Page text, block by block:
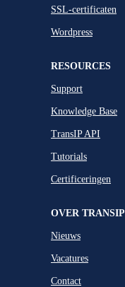
SSL-certificaten
Wordpress
RESOURCES
Support
Knowledge Base
TransIP API
Tutorials
Certificeringen
OVER TRANSIP
Nieuws
Vacatures
Contact